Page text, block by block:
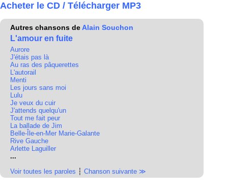
Acheter le CD / Télécharger MP3
Autres chansons deAlain Souchon
L'amour en fuite
Aurore
J'étais pas là
Au ras des pâquerettes
L'autorail
Menti
Les jours sans moi
Lulu
Je veux du cuir
J'attends quelqu'un
Tout me fait peur
La ballade de Jim
Belle-Île-en-Mer Marie-Galante
Rive Gauche
Arlette Laguiller
...
Voir toutes les paroles ┆ Chanson suivante ≫